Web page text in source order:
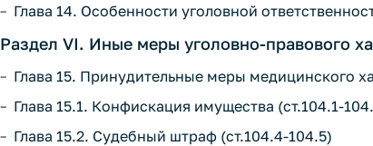
Глава 14. Особенности уголовной
Раздел VI. Иные меры уголовно-правового
Глава 15. Принудительные меры медицинского
Глава 15.1. Конфискация имущества (ст.104.1-
Глава 15.2. Судебный штраф (ст.104.4-104.5)